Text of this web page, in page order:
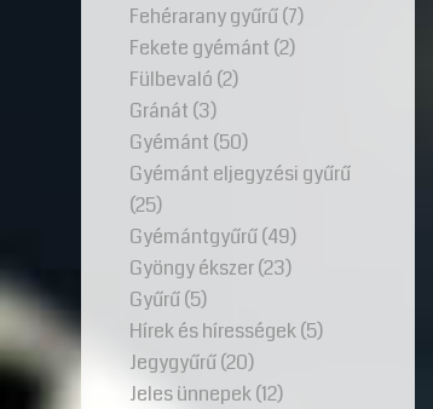
Fehérarany gyűrű(7)
Fekete gyémánt (2)
Fülbevaló (2)
Gránát (3)
Gyémánt (50)
Gyémánt eljegyzési gyűrű
(25)
Gyémántgyűrű(49)
Gyöngy ékszer(23)
Gyűrű(5)
Hírek és hírességek(5)
Jegygyűrű(20)
Jeles ünnepek(12)